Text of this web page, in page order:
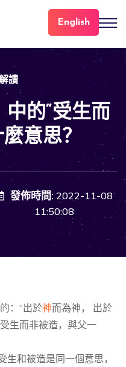
English
讀
中的“受生而
意思？
發佈時間: 2022-11-08
11:50:08
： “出於神而為神， 出於
生而非被造， 與父一
生和被造是同一個意思，